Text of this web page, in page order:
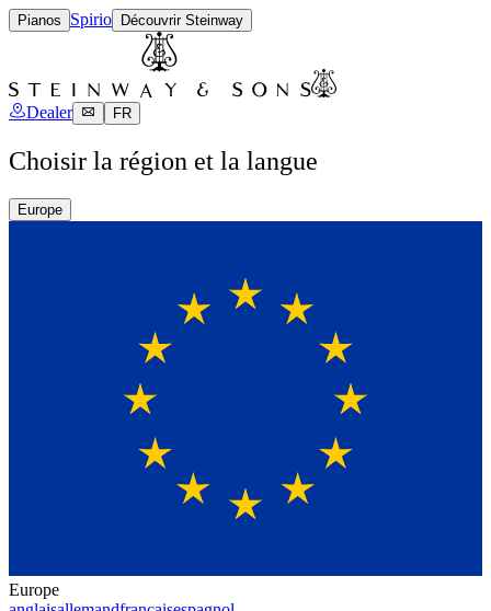
Pianos Spirio Découvrir Steinway
Dealer FR
Choisir la région et la langue
Europe
Europe